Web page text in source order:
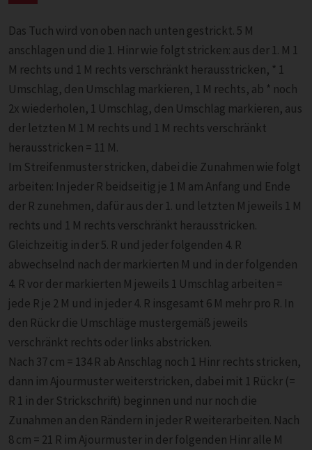
Das Tuch wird von oben nach unten gestrickt. 5 M
anschlagen und die 1. Hinr wie folgt stricken: aus der 1. M 1
M rechts und 1 M rechts verschränkt herausstricken, * 1
Umschlag, den Umschlag markieren, 1 M rechts, ab * noch
2x wiederholen, 1 Umschlag, den Umschlag markieren, aus
der letzten M 1 M rechts und 1 M rechts verschränkt
herausstricken = 11 M.
Im Streifenmuster stricken, dabei die Zunahmen wie folgt
arbeiten: In jeder R beidseitig je 1 M am Anfang und Ende
der R zunehmen, dafür aus der 1. und letzten M jeweils 1 M
rechts und 1 M rechts verschränkt herausstricken.
Gleichzeitig in der 5. R und jeder folgenden 4. R
abwechselnd nach der markierten M und in der folgenden
4. R vor der markierten M jeweils 1 Umschlag arbeiten =
jede R je 2 M und in jeder 4. R insgesamt 6 M mehr pro R. In
den Rückr die Umschläge mustergemäß jeweils
verschränkt rechts oder links abstricken.
Nach 37 cm = 134 R ab Anschlag noch 1 Hinr rechts stricken,
dann im Ajourmuster weiterstricken, dabei mit 1 Rückr (=
R 1 in der Strickschrift) beginnen und nur noch die
Zunahmen an den Rändern in jeder R weiterarbeiten. Nach
8 cm = 21 R im Ajourmuster in der folgenden Hinr alle M